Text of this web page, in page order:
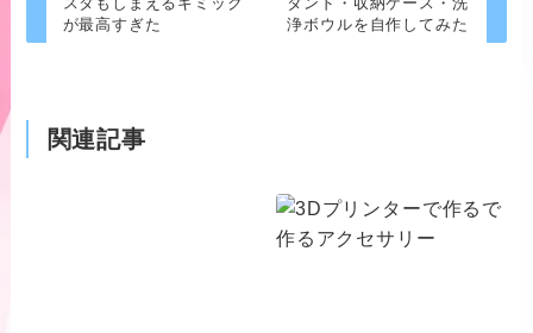
が最高すぎた
浄ボウルを自作してみた
関連記事